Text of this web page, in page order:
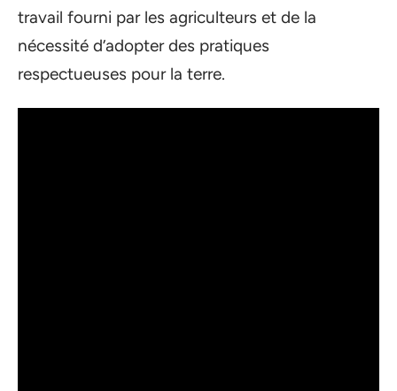
travail fourni par les agriculteurs et de la
nécessité d’adopter des pratiques
respectueuses pour la terre.